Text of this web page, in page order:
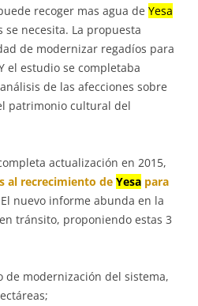
recoger mas agua de Yesa
necesita. La propuesta
de modernizar regadíos para
el estudio se completaba
de las afecciones sobre
patrimonio cultural del
actualización en 2015,
al recrecimiento de Yesa para
nuevo informe abunda en la
tránsito, proponiendo estas 3
de modernización del sistema,